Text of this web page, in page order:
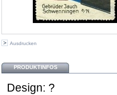
Ausdrucken
PRODUKTINFOS
Design: ?